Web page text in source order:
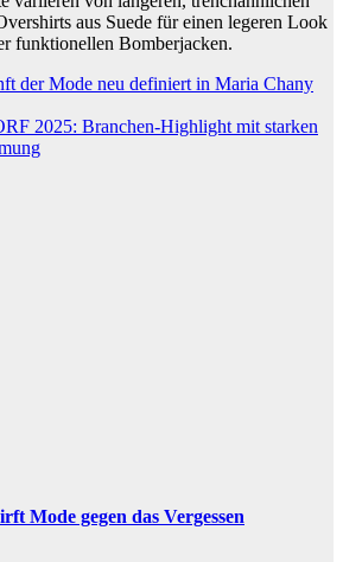
aus Suede für einen legeren Look
funktionellen Bomberjacken.
der Mode neu definiert in Maria Chany
2025: Branchen-Highlight mit starken
Mode gegen das Vergessen